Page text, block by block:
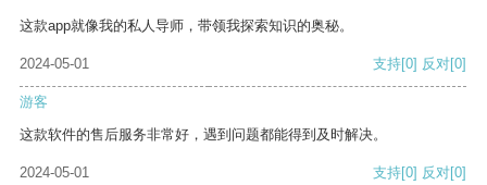
这款app就像我的私人导师，带领我探索知识的奥秘。
2024-05-01 支持[0] 反对[0]
游客
这款软件的售后服务非常好，遇到问题都能得到及时解决。
2024-05-01 支持[0] 反对[0]